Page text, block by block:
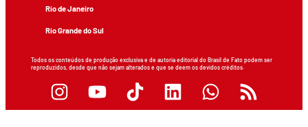
Rio de Janeiro
Rio Grande do Sul
Todos os conteúdos de produção exclusiva e de autoria editorial do Brasil de Fato podem ser
reproduzidos, desde que não sejam alterados e que se deem os devidos créditos.